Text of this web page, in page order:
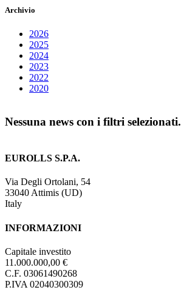
Archivio
2026
2025
2024
2023
2022
2020
Nessuna news con i filtri selezionati.
EUROLLS S.P.A.
Via Degli Ortolani, 54
33040 Attimis (UD)
Italy
INFORMAZIONI
Capitale investito
11.000.000,00 €
C.F. 03061490268
P.IVA 02040300309